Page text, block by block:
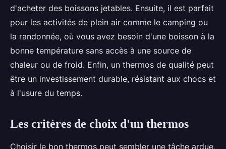
d'acheter des boissons jetables. Ensuite, il est parfait
pour les activités de plein air comme le camping ou
la randonnée, où vous avez besoin d'une boisson à la
bonne température sans accès à une source de
chaleur ou de froid. Enfin, un thermos de qualité peut
être un investissement durable, résistant aux chocs et
à l'usure du temps.
Les critères de choix d'un thermos
Choisir le bon thermos peut sembler une tâche ardue,